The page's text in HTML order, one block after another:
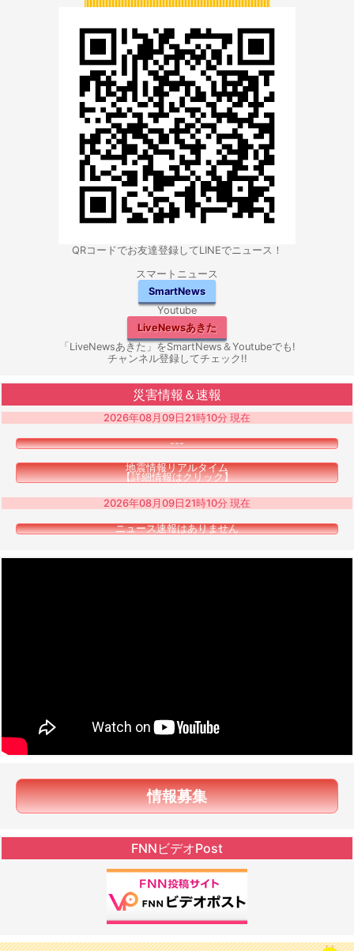
QRコードでお友達登録してLINEでニュース！
スマートニュース
SmartNews
Youtube
LiveNewsあきた
「LiveNewsあきた」をSmartNews＆Youtubeでも!
チャンネル登録してチェック!!
災害情報＆速報
2026年08月09日21時10分 現在
---
地震情報リアルタイム
【詳細情報はクリック】
2026年08月09日21時10分 現在
ニュース速報はありません
情報募集
FNNビデオPost